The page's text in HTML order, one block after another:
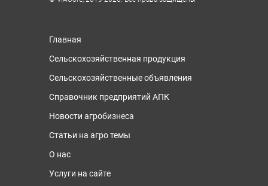
Главная
Сельскохозяйственная продукция
Сельскохозяйственные объявления
Справочник предприятий АПК
Новости агробизнеса
Статьи на агро темы
О нас
Услуги на сайте